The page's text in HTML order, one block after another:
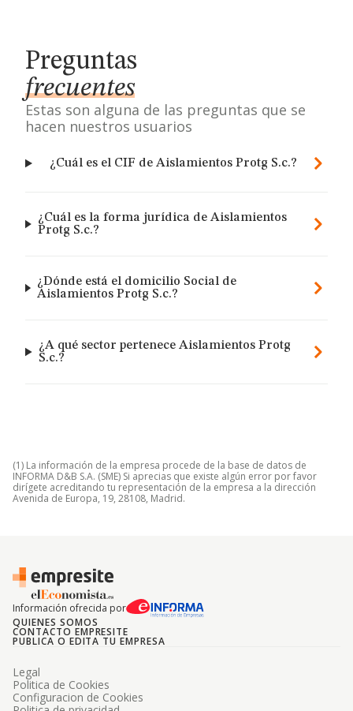
Preguntas
frecuentes
Estas son alguna de las preguntas que se
hacen nuestros usuarios
¿Cuál es el CIF de Aislamientos Protg S.c.?
¿Cuál es la forma jurídica de Aislamientos
Protg S.c.?
¿Dónde está el domicilio Social de
Aislamientos Protg S.c.?
¿A qué sector pertenece Aislamientos Protg
S.c.?
(1) La información de la empresa procede de la base de datos de
INFORMA D&B S.A. (SME) Si aprecias que existe algún error por favor
dirígete acreditando tu representación de la empresa a la dirección
Avenida de Europa, 19, 28108, Madrid.
Información ofrecida por
QUIENES SOMOS
CONTACTO EMPRESITE
PUBLICA O EDITA TU EMPRESA
Legal
Politica de Cookies
Configuracion de Cookies